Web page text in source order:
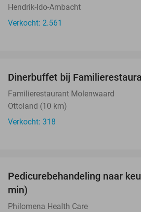
Hendrik-Ido-Ambacht
Verkocht: 2.561
Dinerbuffet bij
Familierestaurant Molenwaard
Ottoland (10 km)
Verkocht: 318
Pedicurebehandeling naar
min)
Philomena Health Care